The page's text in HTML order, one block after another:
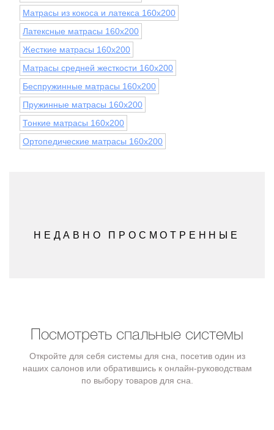
Матрасы из кокоса и латекса 160х200
Латексные матрасы 160x200
Жесткие матрасы 160x200
Матрасы средней жесткости 160x200
Беспружинные матрасы 160x200
Пружинные матрасы 160x200
Тонкие матрасы 160x200
Ортопедические матрасы 160x200
НЕДАВНО ПРОСМОТРЕННЫЕ
Посмотреть спальные системы
Откройте для себя системы для сна, посетив один из
наших салонов или обратившись к онлайн-руководствам
по выбору товаров для сна.